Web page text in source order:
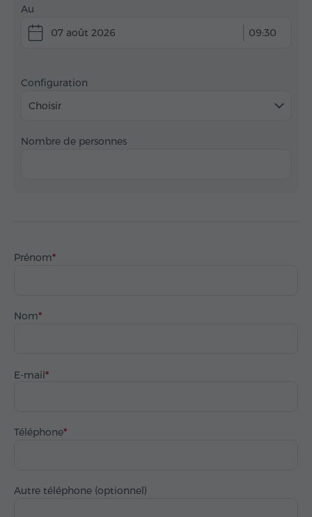
Au
07 août 2026
09:30
Configuration
Choisir
Nombre de personnes
Prénom
Nom
E-mail
Téléphone
Autre téléphone (optionnel)